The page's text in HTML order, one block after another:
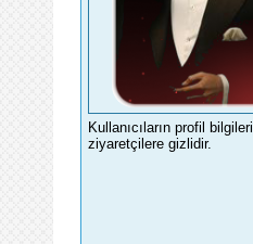
Kullanıcıların profil bilgileri
ziyaretçilere gizlidir.